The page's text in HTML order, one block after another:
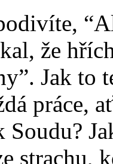
že
Jak to
práce,
Soudu?
strachu,